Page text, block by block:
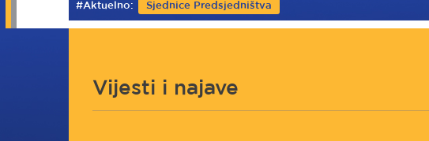
#Aktuelno: Sjednice Predsjedništva
Vijesti i najave